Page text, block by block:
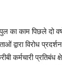
काम पिछले दो
द्वारा विरोध
कर्मचारी प्रतिबंध